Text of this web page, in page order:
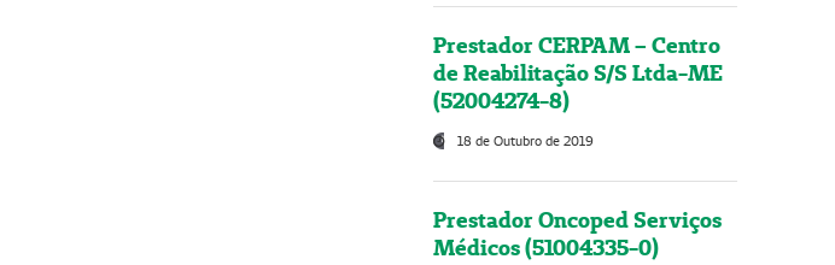
Prestador CERPAM – Centro
de Reabilitação S/S Ltda-ME
(52004274-8)
18 de Outubro de 2019
Prestador Oncoped Serviços
Médicos (51004335-0)